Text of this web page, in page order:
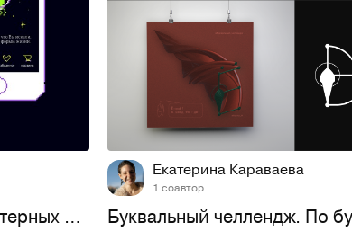
Сайт интернет-магазина компьютерных комплектующих
Екатерина Караваева
1 соавтор
Буквальный челлендж. По